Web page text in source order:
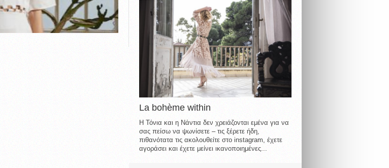
La bohème within
Η Τόνια και η Νάντια δεν χρειάζονται εμένα για να
σας πείσω να ψωνίσετε – τις ξέρετε ήδη,
πιθανότατα τις ακολουθείτε στο instagram, έχετε
αγοράσει και έχετε μείνει ικανοποιημένες...